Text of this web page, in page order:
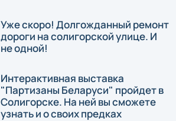
Уже скоро! Долгожданный ремонт
дороги на солигорской улице. И
не одной!
Интерактивная выставка
"Партизаны Беларуси" пройдет в
Солигорске. На ней вы сможете
узнать и о своих предках